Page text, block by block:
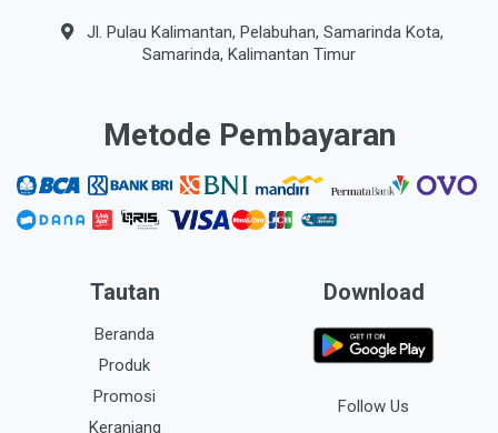
Jl. Pulau Kalimantan, Pelabuhan, Samarinda Kota,
Samarinda, Kalimantan Timur
Metode Pembayaran
Tautan
Beranda
Produk
Promosi
Keranjang
Download
Follow Us